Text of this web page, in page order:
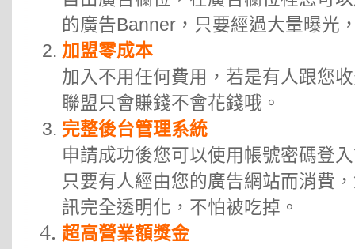
的廣告Banner，只要經過大量曝光
加盟零成本
加入不用任何費用，若是有人跟您
聯盟只會賺錢不會花錢哦。
完整後台管理系統
申請成功後您可以使用帳號密碼登
只要有人經由您的廣告網站而消費
訊完全透明化，不怕被吃掉。
超高營業額獎金